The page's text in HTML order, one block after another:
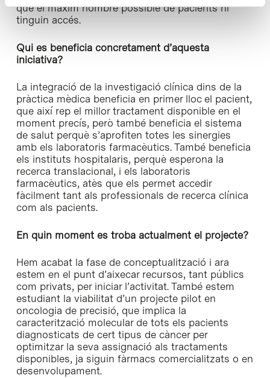
que el màxim nombre possible de pacients hi
tinguin accés.
Qui es beneficia concretament d’aquesta
iniciativa?
La integració de la investigació clínica dins de la
pràctica mèdica beneficia en primer lloc el pacient,
que així rep el millor tractament disponible en el
moment precís, però també beneficia el sistema
de salut perquè s’aprofiten totes les sinergies
amb els laboratoris farmacèutics. També beneficia
els instituts hospitalaris, perquè esperona la
recerca translacional, i els laboratoris
farmacèutics, atès que els permet accedir
fàcilment tant als professionals de recerca clínica
com als pacients.
En quin moment es troba actualment el projecte?
Hem acabat la fase de conceptualització i ara
estem en el punt d’aixecar recursos, tant públics
com privats, per iniciar l’activitat. També estem
estudiant la viabilitat d’un projecte pilot en
oncologia de precisió, que implica la
caracterització molecular de tots els pacients
diagnosticats de cert tipus de càncer per
optimitzar la seva assignació als tractaments
disponibles, ja siguin fàrmacs comercialitzats o en
desenvolupament.